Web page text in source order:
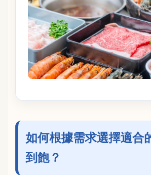
如何根據需求選擇適合
到飽？